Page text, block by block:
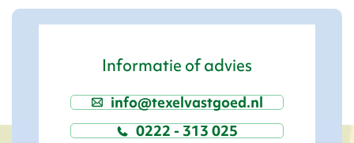
Informatie of advies
info@texelvastgoed.nl
0222 - 313 025